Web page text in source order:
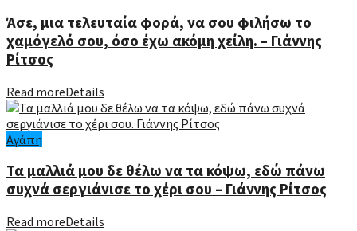
Άσε, μια τελευταία φορά, να σου φιλήσω το
χαμόγελό σου, όσο έχω ακόμη χείλη. – Γιάννης
Ρίτσος
Read moreDetails
Αγάπη
Τα μαλλιά μου δε θέλω να τα κόψω, εδώ πάνω
συχνά σεργιάνισε το χέρι σου – Γιάννης Ρίτσος
Read moreDetails